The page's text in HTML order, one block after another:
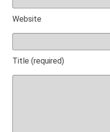
Website
Title (required)